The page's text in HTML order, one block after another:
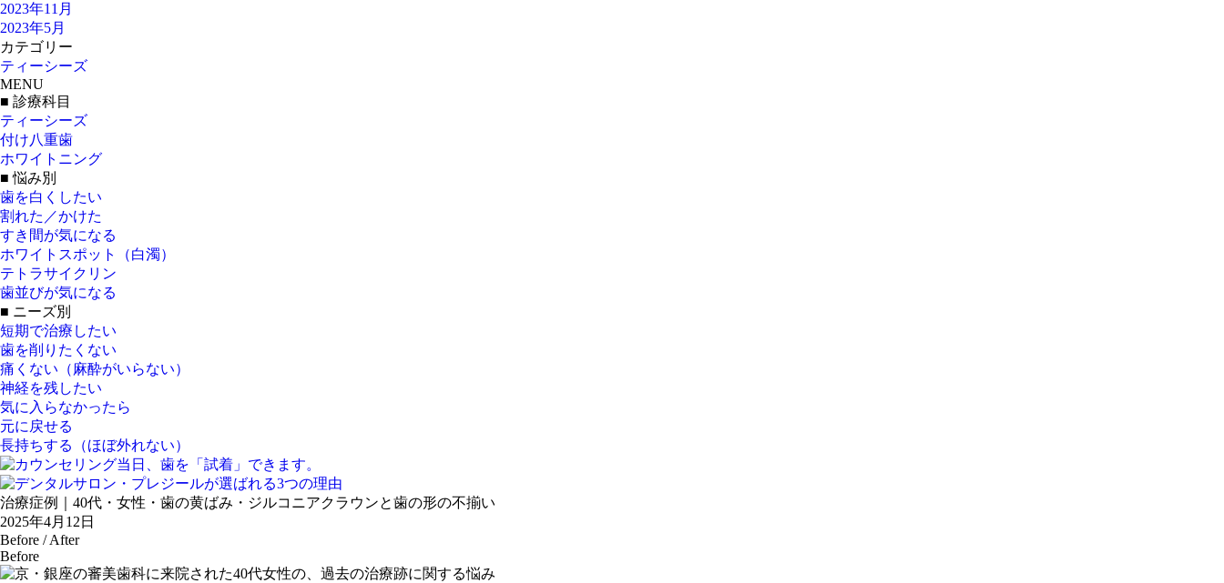
2023年11月
2023年5月
カテゴリー
ティーシーズ
MENU
■ 診療科目
ティーシーズ
付け八重歯
ホワイトニング
■ 悩み別
歯を白くしたい
割れた／かけた
すき間が気になる
ホワイトスポット（白濁）
テトラサイクリン
歯並びが気になる
■ ニーズ別
短期で治療したい
歯を削りたくない
痛くない（麻酔がいらない）
神経を残したい
気に入らなかったら
元に戻せる
長持ちする（ほぼ外れない）
治療症例｜40代・女性・歯の黄ばみ・ジルコニアクラウンと歯の形の不揃い
2025年4月12日
Before / After
Before